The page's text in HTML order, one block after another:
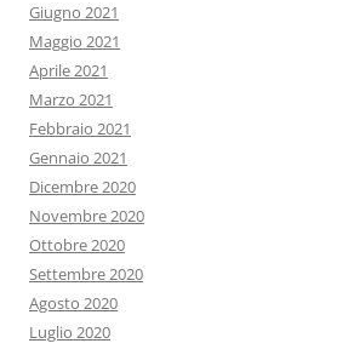
Giugno 2021
Maggio 2021
Aprile 2021
Marzo 2021
Febbraio 2021
Gennaio 2021
Dicembre 2020
Novembre 2020
Ottobre 2020
Settembre 2020
Agosto 2020
Luglio 2020